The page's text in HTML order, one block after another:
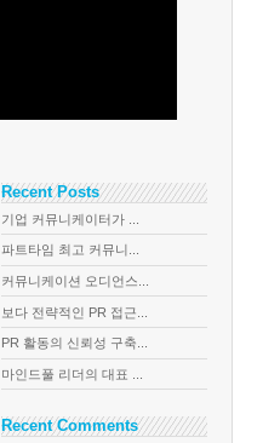
Recent Posts
기업 커뮤니케이터가 ...
파트타임 최고 커뮤니...
커뮤니케이션 오디언스...
보다 전략적인 PR 접근...
PR 활동의 신뢰성 구축...
마인드풀 리더의 대표 ...
Recent Comments